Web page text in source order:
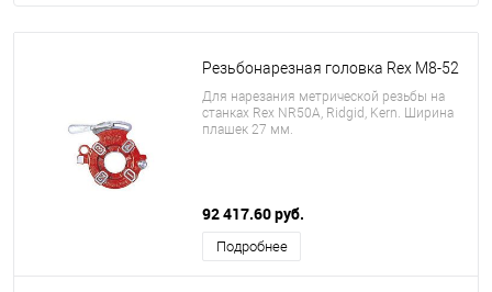
Резьбонарезная головка Rex M8-52
Для нарезания метрической резьбы на
станках Rex NR50A, Ridgid, Kern. Ширина
плашек 27 мм.
92 417.60 руб.
Подробнее